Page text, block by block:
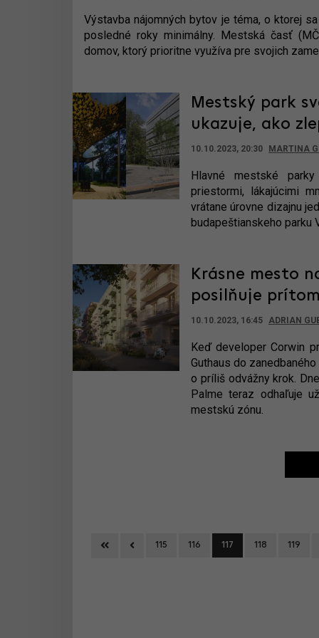
Výstavba nájomných bytov je téma, o ktorej
posledné roky minimálny. Mestská časť
domov, ktorý prioritne využíva pre svojich
Mestský park
ukazuje, ako
10.10.2023, 20:30 MARTINA
Hlavné mestské
priestormi, lákajúcimi
vrátane úrovne dizajnu
budapeštianskeho parku
Krásne mesto
posilňuje
10.10.2023, 16:45 ADRIAN
Keď developer Corwin
Guthaus do
o príliš odvážny krok.
Palme teraz odhaľuje
mestskú zónu.
First Previous
115 116 117 118 119